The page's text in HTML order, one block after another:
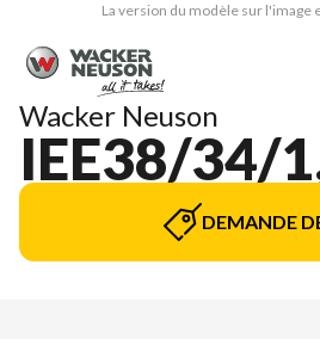
La version du modèle sur l'image
Wacker Neuson
IEE38/34/
DEMANDE